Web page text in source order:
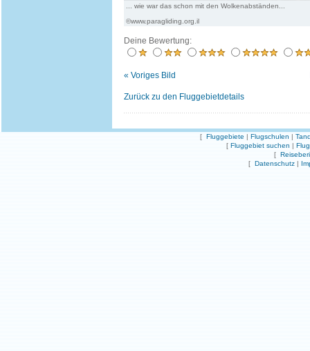
... wie war das schon mit den Wolkenabständen...
©www.paragliding.org.il
Deine Bewertung:
« Voriges Bild
Zurück zu den Fluggebietdetails
[ Fluggebiete | Flugschulen |
[ Fluggebiet suchen |
[
[ Datenschutz |